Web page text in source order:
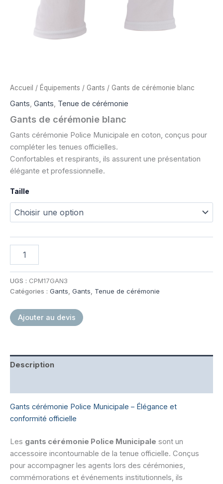
Accueil / Équipements / Gants / Gants de cérémonie blanc
Gants, Gants, Tenue de cérémonie
Gants de cérémonie blanc
Gants cérémonie Police Municipale en coton, conçus pour
compléter les tenues officielles.
Confortables et respirants, ils assurent une présentation
élégante et professionnelle.
Taille
de
cérémonie
UGS : CPM17GAN3
Catégories : Gants Gants Tenue de cérémonie
Ajouter au devis
Description
Gants cérémonie Police Municipale – Élégance et
conformité officielle
Les gants cérémonie Police Municipale sont un
accessoire incontournable de la tenue officielle. Conçus
pour accompagner les agents lors des cérémonies,
commémorations et événements institutionnels, ils